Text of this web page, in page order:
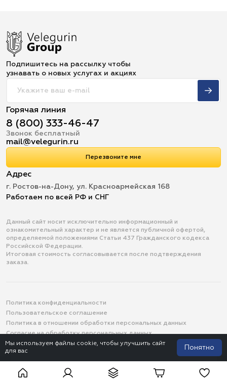
Мы используем файлы cookie, чтобы улучшить сайт
для вас
Понятно
Подпишитесь на рассылку чтобы
узнавать о новых услугах и акциях
Горячая линия
8 (800) 333-46-47
Звонок бесплатный
mail@velegurin.ru
Перезвоните мне
Адрес
г. Ростов-на-Дону, ул. Красноармейская 168
Работаем по всей РФ и СНГ
Данный сайт носит исключительно информационный и
ознакомительный характер и не является публичной офертой,
определяемой положениями Статьи 437 Гражданского кодекса
Российской Федерации.
Итоговая стоимость согласовывается после подтверждения
заказа.
© 2013-2026 ООО «Велегурин Групп»
Политика конфиденциальности
Пользовательское соглашение
Политика в отношении обработки персональных данных
Согласие на обработку персональных данных